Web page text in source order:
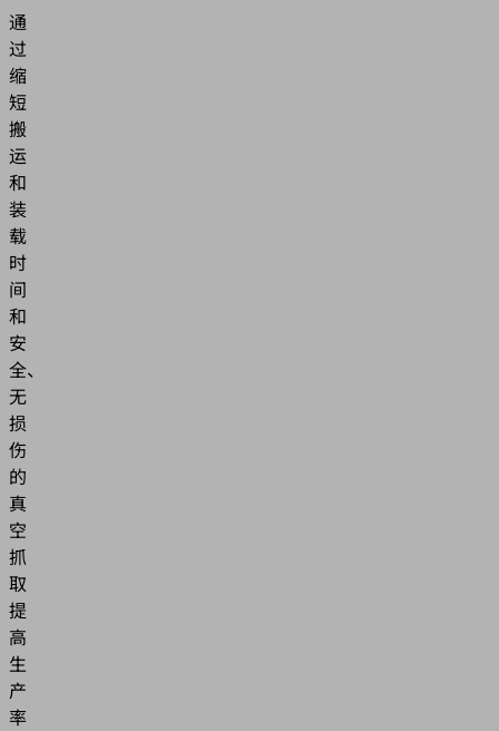
通
过
缩
短
搬
运
和
装
载
时
间
和
安
全、
无
损
伤
的
真
空
抓
取
提
高
生
产
率